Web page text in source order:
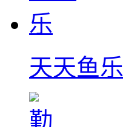
天天鱼乐